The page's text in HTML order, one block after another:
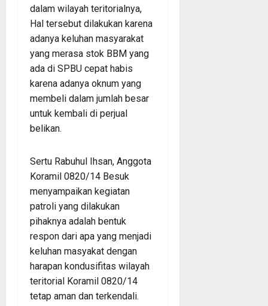
dalam wilayah teritorialnya,
Hal tersebut dilakukan karena
adanya keluhan masyarakat
yang merasa stok BBM yang
ada di SPBU cepat habis
karena adanya oknum yang
membeli dalam jumlah besar
untuk kembali di perjual
belikan.
Sertu Rabuhul Ihsan, Anggota
Koramil 0820/14 Besuk
menyampaikan kegiatan
patroli yang dilakukan
pihaknya adalah bentuk
respon dari apa yang menjadi
keluhan masyakat dengan
harapan kondusifitas wilayah
teritorial Koramil 0820/14
tetap aman dan terkendali.